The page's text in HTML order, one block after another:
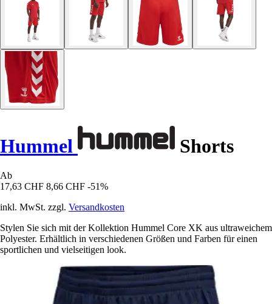
Hummel Shorts
Ab
17,63 CHF 8,66 CHF -51%
inkl. MwSt. zzgl. Versandkosten
Stylen Sie sich mit der Kollektion Hummel Core XK aus ultraweichem
Polyester. Erhältlich in verschiedenen Größen und Farben für einen
sportlichen und vielseitigen look.